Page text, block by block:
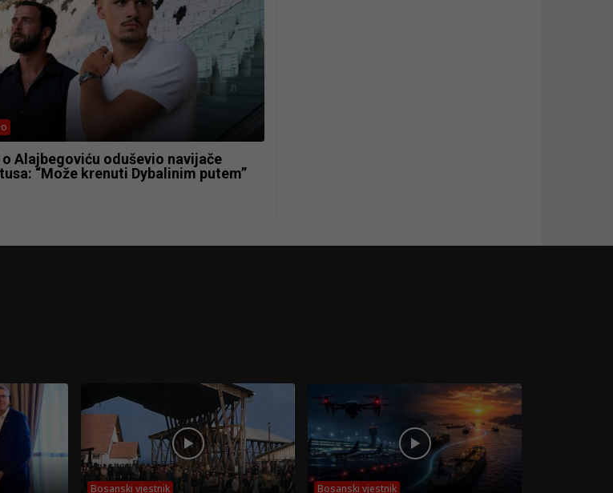
o Alajbegoviću oduševio navijače
“Može krenuti Dybalinim putem”
Bosanski vjestnik Bosanski vjestnik